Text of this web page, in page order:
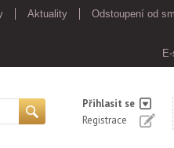
Aktuality
Odstoupení od
Přihlasit se
Registrace